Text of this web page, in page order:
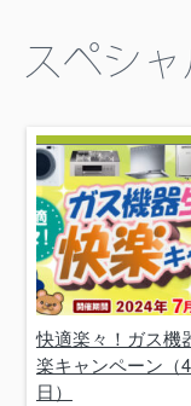
スペシ
快適楽々！ガス機
楽キャンペーン（
日）